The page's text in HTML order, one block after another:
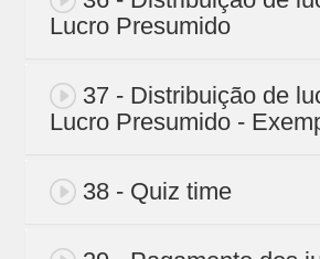
Lucro Presumido
37 - Distribuição de
Lucro Presumido -
38 - Quiz time